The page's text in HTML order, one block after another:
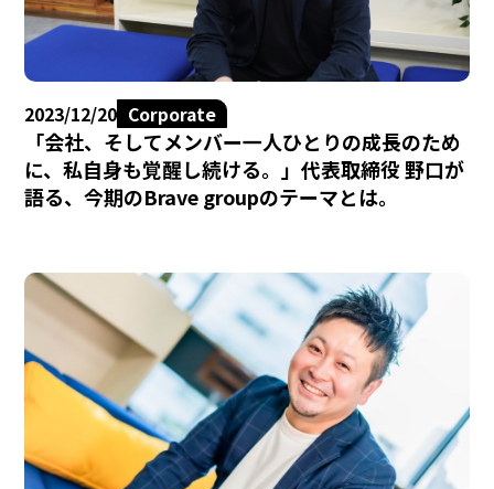
2023/12/20 Corporate
「会社、そしてメンバー一人ひとりの成長のため
に、私自身も覚醒し続ける。」代表取締役 野口が
語る、今期のBrave groupのテーマとは。